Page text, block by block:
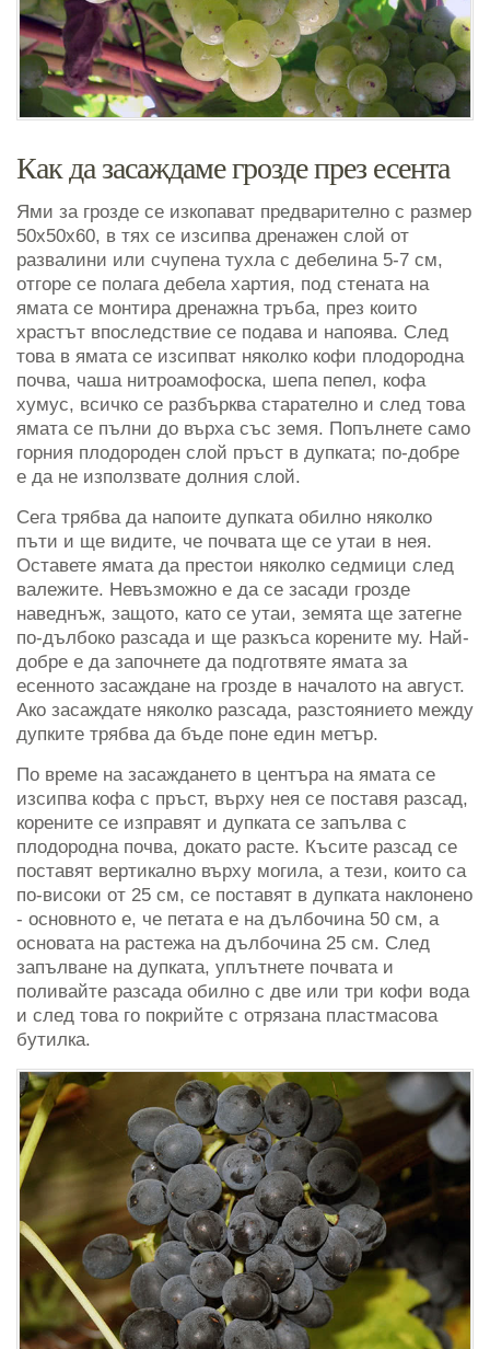
Как да засаждаме грозде през есента
Ями за грозде се изкопават предварително с размер
50х50х60, в тях се изсипва дренажен слой от
развалини или счупена тухла с дебелина 5-7 см,
отгоре се полага дебела хартия, под стената на
ямата се монтира дренажна тръба, през които
храстът впоследствие се подава и напоява. След
това в ямата се изсипват няколко кофи плодородна
почва, чаша нитроамофоска, шепа пепел, кофа
хумус, всичко се разбърква старателно и след това
ямата се пълни до върха със земя. Попълнете само
горния плодороден слой пръст в дупката; по-добре
е да не използвате долния слой.
Сега трябва да напоите дупката обилно няколко
пъти и ще видите, че почвата ще се утаи в нея.
Оставете ямата да престои няколко седмици след
валежите. Невъзможно е да се засади грозде
наведнъж, защото, като се утаи, земята ще затегне
по-дълбоко разсада и ще разкъса корените му. Най-
добре е да започнете да подготвяте ямата за
есенното засаждане на грозде в началото на август.
Ако засаждате няколко разсада, разстоянието между
дупките трябва да бъде поне един метър.
По време на засаждането в центъра на ямата се
изсипва кофа с пръст, върху нея се поставя разсад,
корените се изправят и дупката се запълва с
плодородна почва, докато расте. Късите разсад се
поставят вертикално върху могила, а тези, които са
по-високи от 25 см, се поставят в дупката наклонено
- основното е, че петата е на дълбочина 50 см, а
основата на растежа на дълбочина 25 см. След
запълване на дупката, уплътнете почвата и
поливайте разсада обилно с две или три кофи вода
и след това го покрийте с отрязана пластмасова
бутилка.